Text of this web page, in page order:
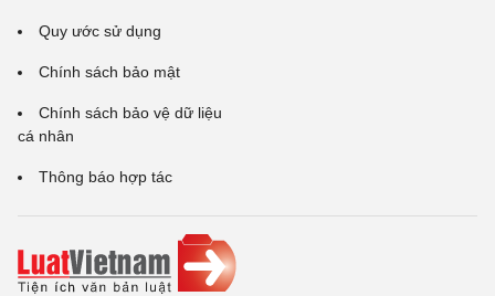
Quy ước sử dụng
Chính sách bảo mật
Chính sách bảo vệ dữ liệu
cá nhân
Thông báo hợp tác